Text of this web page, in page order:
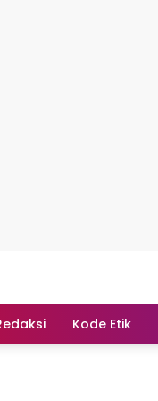
Kode Etik